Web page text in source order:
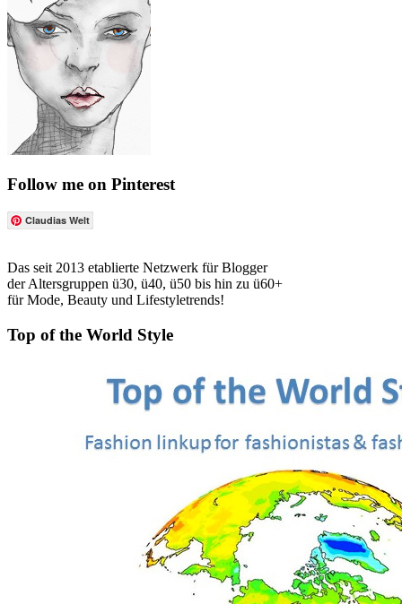
Follow me on Pinterest
Claudias Welt
Das seit 2013 etablierte Netzwerk für Blogger
der Altersgruppen ü30, ü40, ü50 bis hin zu ü60+
für Mode, Beauty und Lifestyletrends!
Top of the World Style